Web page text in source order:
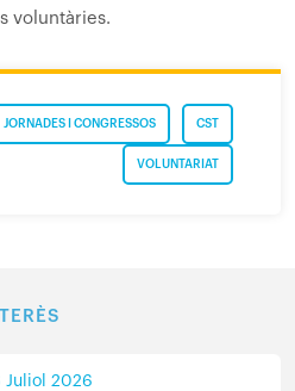
voluntàries.
CST
JORNADES I CONGRESSOS
VOLUNTARIAT
Juliol 2026